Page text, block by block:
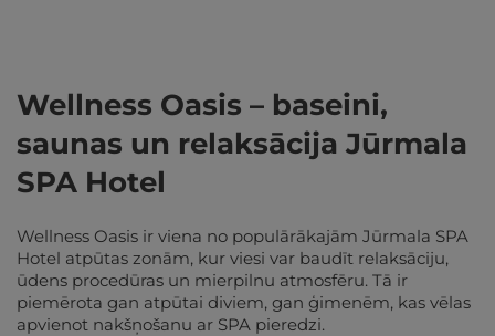
Wellness Oasis – baseini,
saunas un relaksācija Jūrmala
SPA Hotel
Wellness Oasis ir viena no populārākajām Jūrmala SPA
Hotel atpūtas zonām, kur viesi var baudīt relaksāciju,
ūdens procedūras un mierpilnu atmosfēru. Tā ir
piemērota gan atpūtai diviem, gan ģimenēm, kas vēlas
apvienot nakšņošanu ar SPA pieredzi.